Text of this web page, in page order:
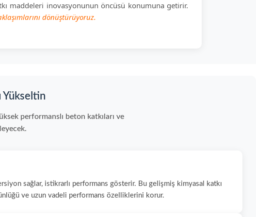
maddeleri inovasyonunun öncüsü konumuna getirir.
dönüştürüyoruz.
Yükseltin
performanslı beton katkıları ve
sağlar, istikrarlı performans gösterir. Bu gelişmiş kimyasal katkı
ve uzun vadeli performans özelliklerini korur.